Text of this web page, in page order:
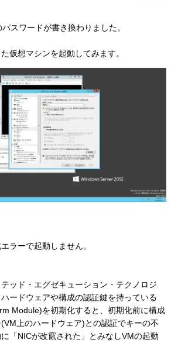
スワードが書き換わりました。
仮想マシンを起動してみます。
ラーで起動しません。
テッド・エグゼキューション・テクノロジ
ードウェアや構成の認証鍵を持っている
Module)を初期化すると、初期化前に構成
上のハードウェア)との認証でキーの不
「NICが改竄された」とみなしVMの起動